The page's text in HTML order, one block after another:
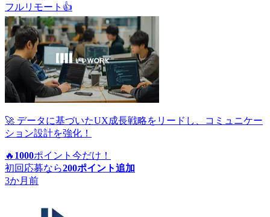
フルリモート 👍
🚀 データに基づいたUX成長戦略をリードし、コミュニケー
ション設計を強化！
🔥 1000ポイント 今だけ！
初回応募なら200ポイント追加
3か月前